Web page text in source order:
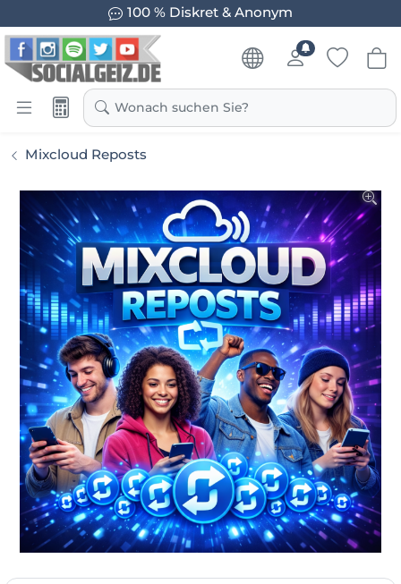
Garantierte Ergebnisse
Wonach suchen Sie?
Mixcloud Reposts